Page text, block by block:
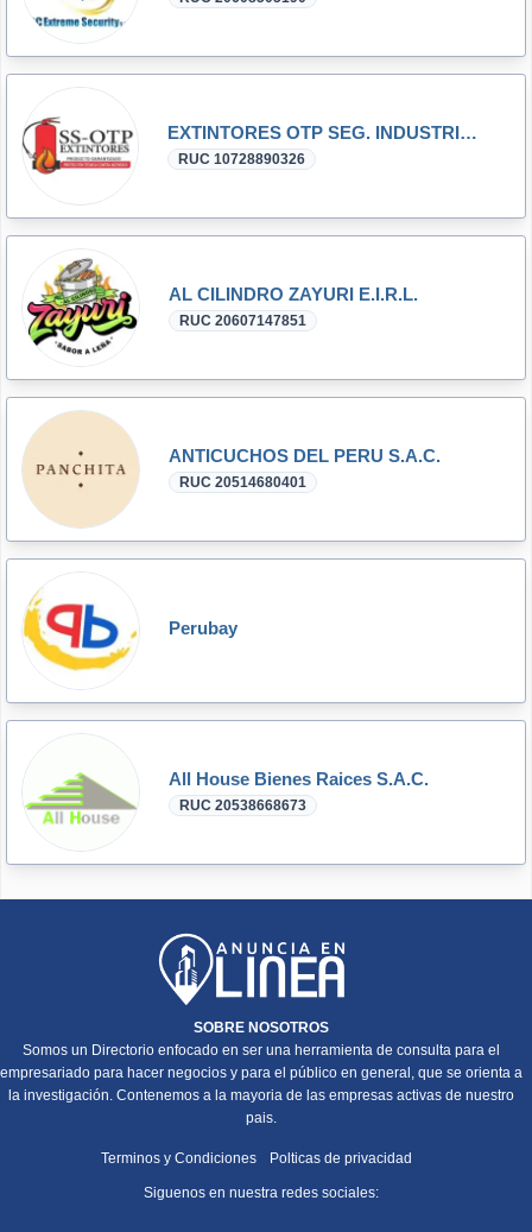
EXTINTORES OTP SEG. INDUSTRIAL
RUC 10728890326
AL CILINDRO ZAYURI E.I.R.L.
RUC 20607147851
ANTICUCHOS DEL PERU S.A.C.
RUC 20514680401
Perubay
All House Bienes Raices S.A.C.
RUC 20538668673
SOBRE NOSOTROS
Somos un Directorio enfocado en ser una herramienta de consulta para el
empresariado para hacer negocios y para el público en general, que se orienta a
la investigación. Contenemos a la mayoria de las empresas activas de nuestro
pais.
Terminos y Condiciones Polticas de privacidad
Siguenos en nuestra redes sociales: